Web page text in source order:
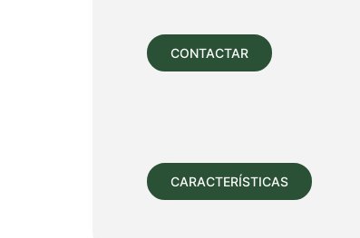
CONTACTAR
CARACTERÍSTICAS